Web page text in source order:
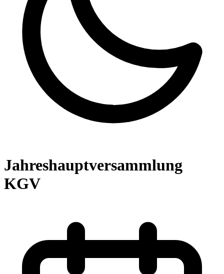
Jahreshauptversammlung
KGV